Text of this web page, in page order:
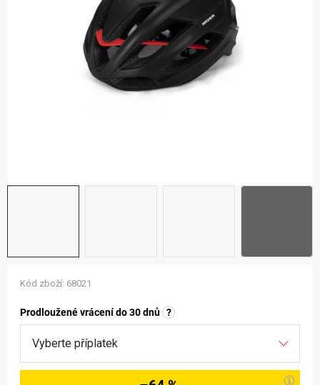
Prodloužené vrácení do 30 dnů ?
Kód zboží: 68021